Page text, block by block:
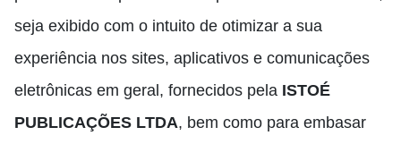
seja exibido com o intuito de otimizar a sua
experiência nos sites, aplicativos e comunicações
eletrônicas em geral, fornecidos pela ISTOÉ
PUBLICAÇÕES LTDA, bem como para embasar